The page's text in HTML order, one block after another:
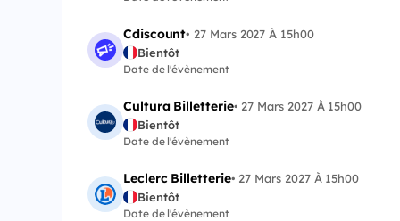
Cdiscount• 27 Mars 2027 À 15h00
Bientôt
Date de l'évènement
Cultura Billetterie• 27 Mars 2027 À 15h00
Bientôt
Date de l'évènement
Leclerc Billetterie• 27 Mars 2027 À 15h00
Bientôt
Date de l'évènement